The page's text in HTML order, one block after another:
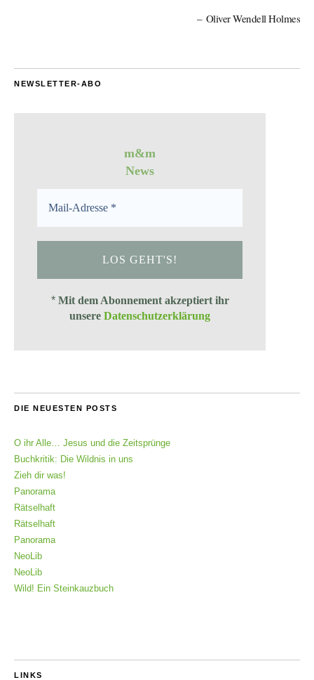
Oliver Wendell Holmes
NEWSLETTER-ABO
m&m
News
* Mit dem Abonnement akzeptiert ihr
unsereDatenschutzerklärung
DIE NEUESTEN POSTS
O ihr Alle… Jesus und die Zeitsprünge
Buchkritik: Die Wildnis in uns
Zieh dir was!
Panorama
Rätselhaft
Rätselhaft
Panorama
NeoLib
NeoLib
Wild! Ein Steinkauzbuch
LINKS